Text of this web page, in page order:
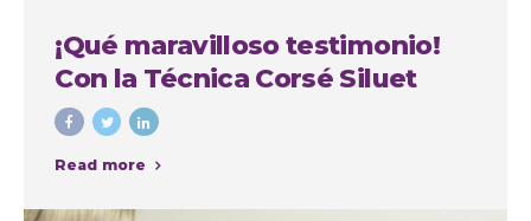
¡Qué maravilloso testimonio!
Con la Técnica Corsé Siluet
Read more